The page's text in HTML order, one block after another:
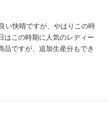
い快晴ですが、やはりこの時
この時期に人気のレディー
ですが、追加生産分もでき